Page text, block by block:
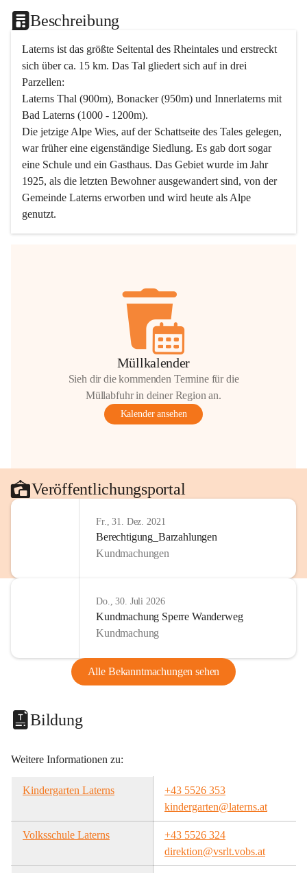
Beschreibung
Laterns ist das größte Seitental des Rheintales und erstreckt
sich über ca. 15 km. Das Tal gliedert sich auf in drei
Parzellen:
Laterns Thal (900m), Bonacker (950m) und Innerlaterns mit
Bad Laterns (1000 - 1200m).
Die jetzige Alpe Wies, auf der Schattseite des Tales gelegen,
war früher eine eigenständige Siedlung. Es gab dort sogar
eine Schule und ein Gasthaus. Das Gebiet wurde im Jahr
1925, als die letzten Bewohner ausgewandert sind, von der
Gemeinde Laterns erworben und wird heute als Alpe
genutzt.
Müllkalender
Sieh dir die kommenden Termine für die
Müllabfuhr in deiner Region an.
Kalender ansehen
Veröffentlichungsportal
Fr., 31. Dez. 2021
Berechtigung_Barzahlungen
Kundmachungen
Do., 30. Juli 2026
Kundmachung Sperre Wanderweg
Kundmachung
Alle Bekanntmachungen sehen
Bildung
Weitere Informationen zu:
Kindergarten Laterns
+43 5526 353
kindergarten@laterns.at
Volksschule Laterns
+43 5526 324
direktion@vsrlt.vobs.at